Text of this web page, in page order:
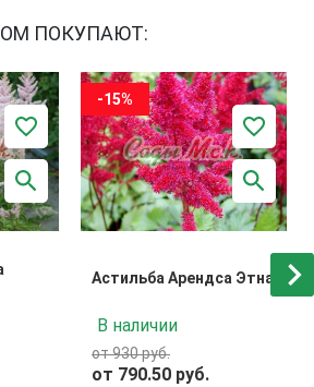
ПОКУПАЮТ:
-15%
Астильба Арендса Этна
В наличии
от 930 руб.
от 790.50 руб.